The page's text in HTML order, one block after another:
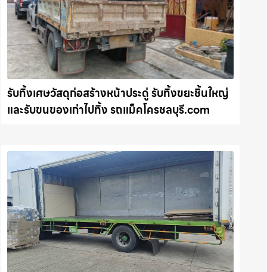
รับทิ้งเศษวัสดุก่อสร้างหน้าประดู่ รับทิ้งขยะชิ้นใหญ่
และรับขนของเก่าไปทิ้ง รถแม็คโครชลบุรี.com